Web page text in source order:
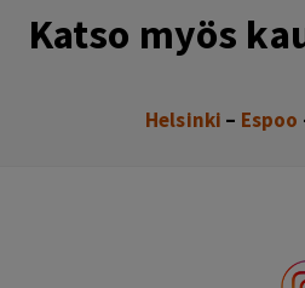
Katso myös
Helsinki – Espoo